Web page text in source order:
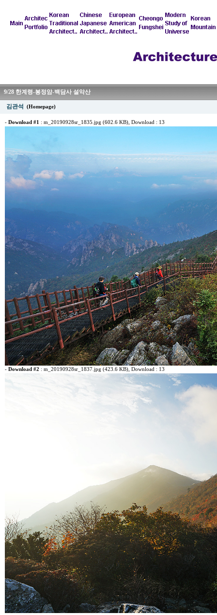
9/28 한계령-봉정암-백담사 설악산
김관석 (Homepage)
- Download #1 : m_20190928sr_1835.jpg (602.6 KB) , Download : 13
- Download #2 : m_20190928sr_1837.jpg (423.6 KB), Download : 13